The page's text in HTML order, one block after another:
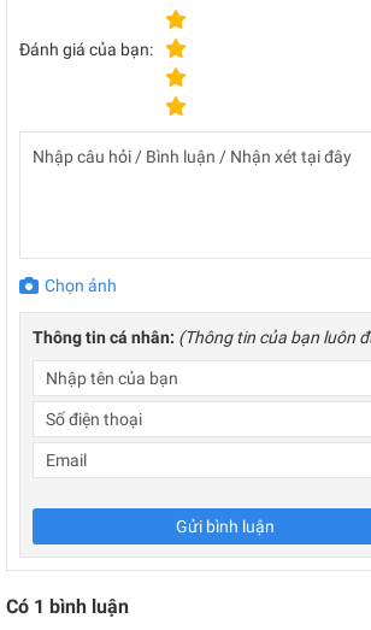
Đánh giá của bạn:
Chọn ảnh
Thông tin cá nhân: (Thông tin của bạn luôn
Gửi bình luận
Có 1 bình luận